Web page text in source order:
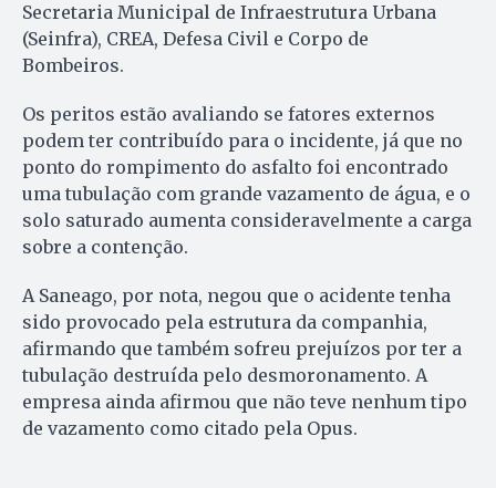
Secretaria Municipal de Infraestrutura Urbana
(Seinfra), CREA, Defesa Civil e Corpo de
Bombeiros.
Os peritos estão avaliando se fatores externos
podem ter contribuído para o incidente, já que no
ponto do rompimento do asfalto foi encontrado
uma tubulação com grande vazamento de água, e o
solo saturado aumenta consideravelmente a carga
sobre a contenção.
A Saneago, por nota, negou que o acidente tenha
sido provocado pela estrutura da companhia,
afirmando que também sofreu prejuízos por ter a
tubulação destruída pelo desmoronamento. A
empresa ainda afirmou que não teve nenhum tipo
de vazamento como citado pela Opus.